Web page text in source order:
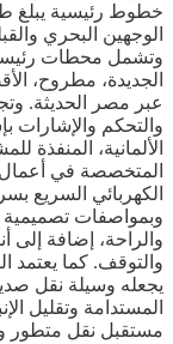
الوجهين البحري
وتشمل محطات
الجديدة، مطروح،
عبر مصر الحديثة.
والتحكم والإشارات
الألمانية،
المتخصصة في أعمال
وبمواصفات تصميمية
والراحة، إضافة إلى
والتوقف. كما يعتمد
يجعله وسيلة نقل
المستدامة وتقليل
مستقبل نقل